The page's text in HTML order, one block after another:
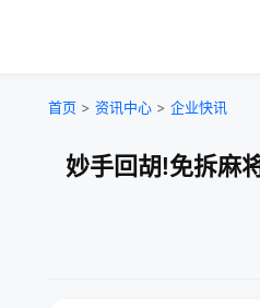
首页 > 资讯中心 > 企业快讯
妙手回胡!免拆麻